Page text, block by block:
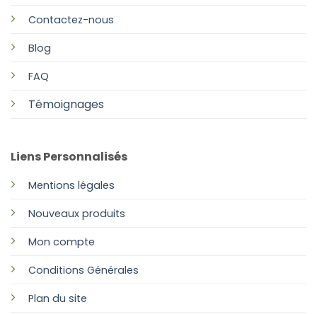
Contactez-nous
Blog
FAQ
Témoignages
Liens Personnalisés
Mentions légales
Nouveaux produits
Mon compte
Conditions Générales
Plan du site